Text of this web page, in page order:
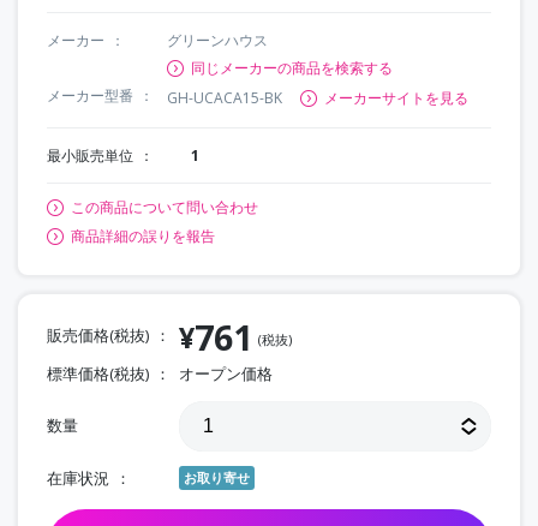
メーカー
グリーンハウス
同じメーカーの商品を検索する
メーカー型番
GH-UCACA15-BK メーカーサイトを見る
最小販売単位 1
この商品について問い合わせ
商品詳細の誤りを報告
販売価格(税抜) ¥761 (税抜)
標準価格(税抜) オープン価格
数量
在庫状況 お取り寄せ